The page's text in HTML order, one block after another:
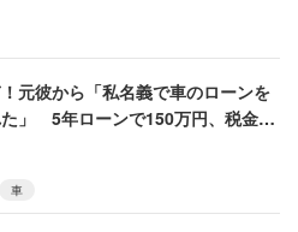
元彼から「私名義で車のローンを
」 5年ローンで150万円、税金も
なった女性
車